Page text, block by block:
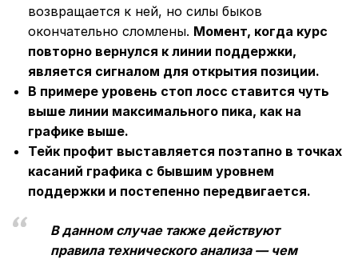
возвращается к ней, но силы быков
окончательно сломлены. Момент, когда курс
повторно вернулся к линии поддержки,
является сигналом для открытия позиции.
В примере уровень стоп лосс ставится чуть
выше линии максимального пика, как на
графике выше.
Тейк профит выставляется поэтапно в точках
касаний графика с бывшим уровнем
поддержки и постепенно передвигается.
В данном случае также действуют
правила технического анализа — чем